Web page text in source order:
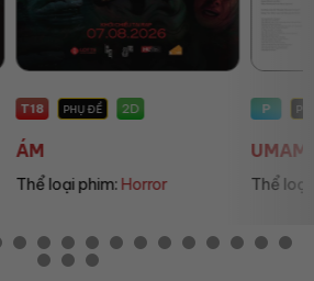
P PHỤ ĐỀ
UMAMUSUME: PRETT...
Thể loại phim: Animation